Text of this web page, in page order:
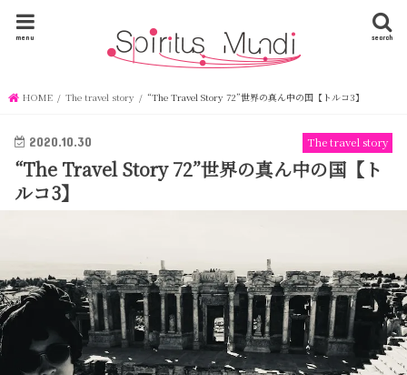
search
menu
HOME The travel story “The Travel Story 72”世界の真ん中の国【トルコ3】
The travel story
2020.10.30
“The Travel Story 72”世界の真ん中の国【ト
ルコ3】